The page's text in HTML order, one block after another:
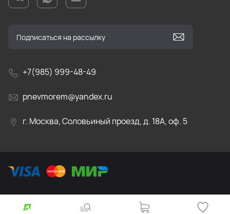
+7(985) 999-48-49
pnevmorem@yandex.ru
г. Москва, Соловьиный проезд, д. 18А, оф. 5